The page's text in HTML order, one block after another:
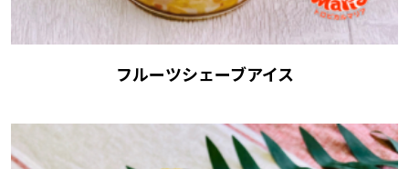
フルーツシェーブアイス